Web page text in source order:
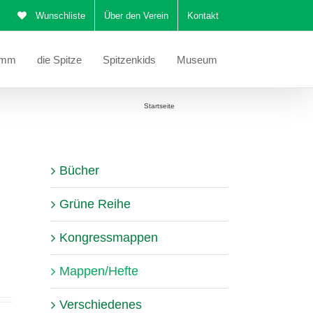
Wunschliste Über den Verein Kontakt
die Spitze Spitzenkids Museum
Startseite
Bücher
Grüne Reihe
Kongressmappen
Mappen/Hefte
Verschiedenes